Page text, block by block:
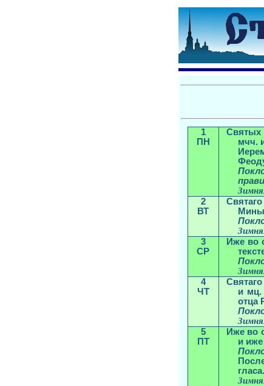
1
ПН
Святых
мчч.
2
ВТ
Мины
3
СР
Иже во
4
ЧТ
и мц.
отца
5
ПТ
Иже во
и иже
гласа.